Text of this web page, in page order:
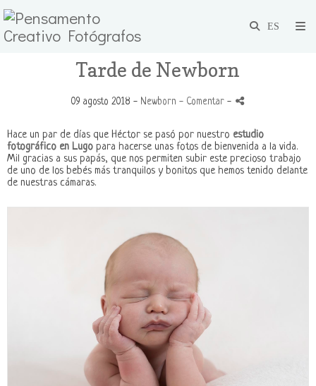
Tarde de Newborn
09 agosto 2018 - Newborn - Comentar -
Hace un par de días que Héctor se pasó por nuestro estudio
fotográfico en Lugo para hacerse unas fotos de bienvenida a la vida.
Mil gracias a sus papás, que nos permiten subir este precioso trabajo
de uno de los bebés más tranquilos y bonitos que hemos tenido delante
de nuestras cámaras.